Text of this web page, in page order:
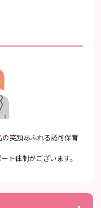
の笑顔あふれる認可保育
ト体制がございます。